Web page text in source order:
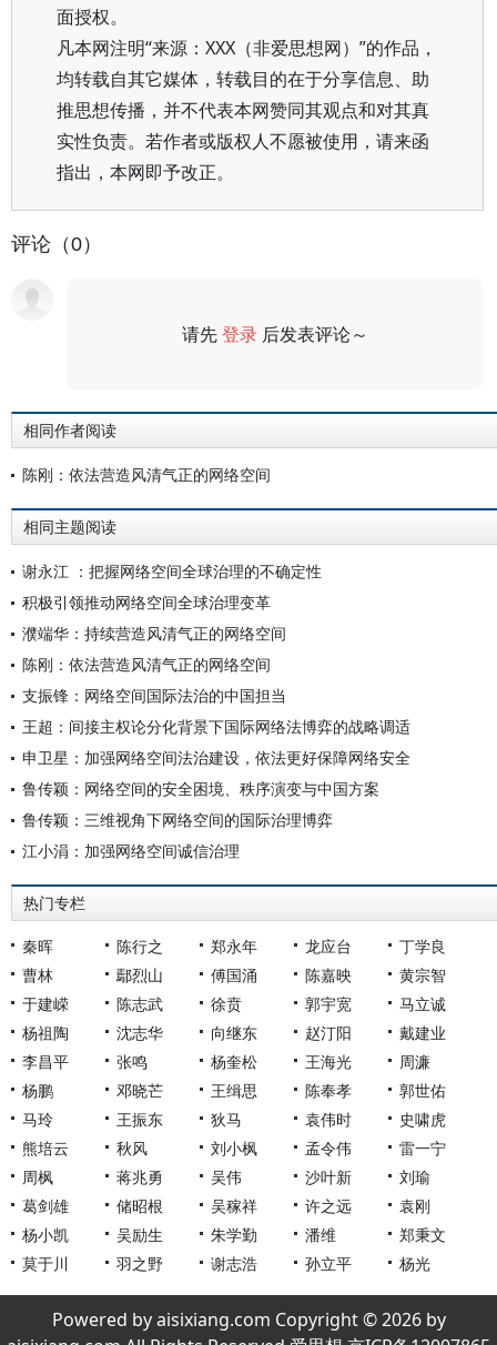
面授权。
凡本网注明“来源：XXX（非爱思想网）”的作品，
均转载自其它媒体，转载目的在于分享信息、助
推思想传播，并不代表本网赞同其观点和对其真
实性负责。若作者或版权人不愿被使用，请来函
指出，本网即予改正。
评论（0）
请先登录 后发表评论～
相同作者阅读
陈刚：依法营造风清气正的网络空间
相同主题阅读
谢永江 ：把握网络空间全球治理的不确定性
积极引领推动网络空间全球治理变革
濮端华：持续营造风清气正的网络空间
陈刚：依法营造风清气正的网络空间
支振锋：网络空间国际法治的中国担当
王超：间接主权论分化背景下国际网络法博弈的战略调适
申卫星：加强网络空间法治建设，依法更好保障网络安全
鲁传颖：网络空间的安全困境、秩序演变与中国方案
鲁传颖：三维视角下网络空间的国际治理博弈
江小涓：加强网络空间诚信治理
热门专栏
秦晖 陈行之 郑永年 龙应台
丁学良
曹林
鄢烈山 傅国涌 陈嘉映
黄宗智
于建嵘
陈志武 徐贲 郭宇宽
马立诚
杨祖陶
沈志华 向继东 赵汀阳
戴建业
李昌平
张鸣 杨奎松 王海光
周濂
杨鹏
邓晓芒 王缉思 陈奉孝
郭世佑
马玲
王振东 狄马 袁伟时
史啸虎
熊培云
秋风 刘小枫 孟令伟
雷一宁
周枫
蒋兆勇 吴伟 沙叶新
刘瑜
葛剑雄
储昭根 吴稼祥 许之远
袁刚
杨小凯
吴励生 朱学勤 潘维
郑秉文
莫于川
羽之野 谢志浩 孙立平 杨光
Powered by aisixiang.com Copyright © 2026 by